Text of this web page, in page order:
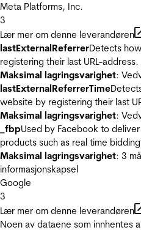
Meta Platforms, Inc.
3
Lær mer om denne leverandøren
lastExternalReferrerDetects
registering their last URL-address.
Maksimal lagringsvarighet:
lastExternalReferrerTime
website by registering their last
Maksimal lagringsvarighet:
_fbpUsed by Facebook to
products such as real time
Maksimal lagringsvarighet: 3
informasjonskapsel
Google
3
Lær mer om denne leverandøren
Noen av dataene som innhentes